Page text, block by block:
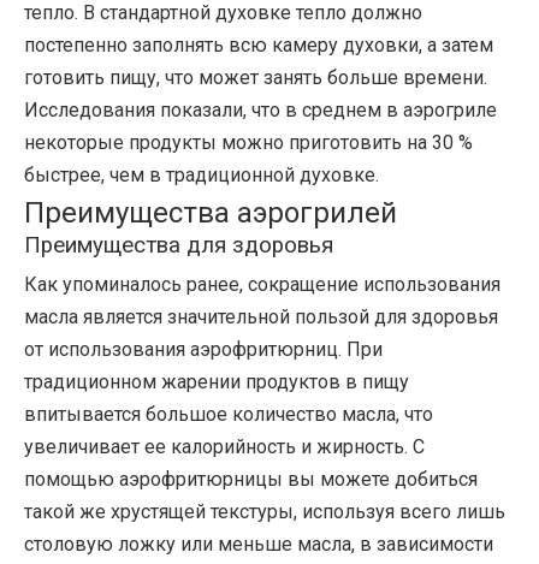
тепло. В стандартной духовке тепло должно
постепенно заполнять всю камеру духовки, а затем
готовить пищу, что может занять больше времени.
Исследования показали, что в среднем в аэрогриле
некоторые продукты можно приготовить на 30 %
быстрее, чем в традиционной духовке.
Преимущества аэрогрилей
Преимущества для здоровья
Как упоминалось ранее, сокращение использования
масла является значительной пользой для здоровья
от использования аэрофритюрниц. При
традиционном жарении продуктов в пищу
впитывается большое количество масла, что
увеличивает ее калорийность и жирность. С
помощью аэрофритюрницы вы можете добиться
такой же хрустящей текстуры, используя всего лишь
столовую ложку или меньше масла, в зависимости